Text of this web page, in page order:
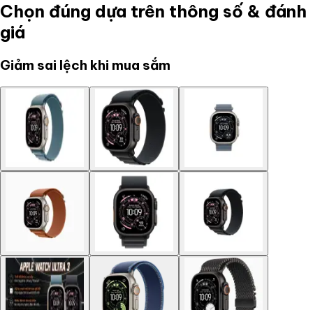
Chọn đúng dựa trên thông số & đánh
giá
Giảm sai lệch khi mua sắm